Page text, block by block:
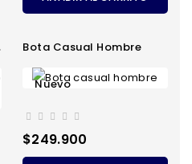
Bota Casual Hombre
Nuevo
Precio
$249.900